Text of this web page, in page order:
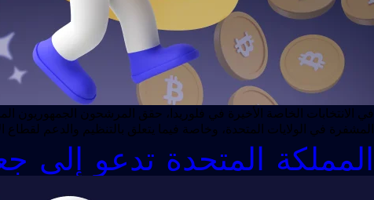
المشفرة في الولايات المتحدة، وخاصة فيما يتعلق بالتنظيم والدعم
المملكة المتحدة تدعو إلى